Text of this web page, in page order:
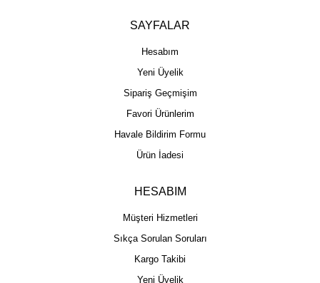
SAYFALAR
Hesabım
Yeni Üyelik
Sipariş Geçmişim
Favori Ürünlerim
Havale Bildirim Formu
Ürün İadesi
HESABIM
Müşteri Hizmetleri
Sıkça Sorulan Soruları
Kargo Takibi
Yeni Üyelik